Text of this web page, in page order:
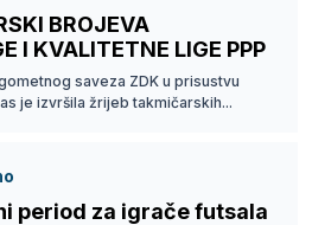
BROJEVA
I KVALITETNE LIGE PPP
saveza ZDK u prisustvu
je izvršila žrijeb takmičarskih...
period za igrače futsala